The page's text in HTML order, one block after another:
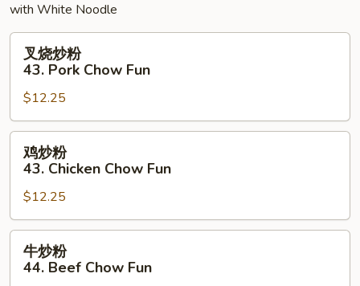
with White Noodle
43.
Pork
Chow
Fun
叉烧炒粉
43. Pork Chow Fun
$12.25
43.
Chicken
Chow
Fun
鸡炒粉
43. Chicken Chow Fun
$12.25
牛炒粉
44. Beef Chow Fun